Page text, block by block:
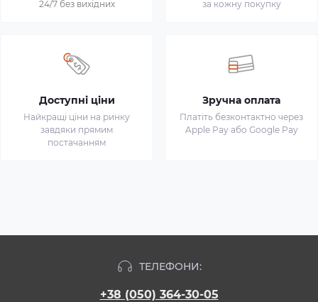
24/7 без вихідних
за кожну покупку
Доступні ціни
Найкращі ціни на ринку
завдяки прямим
постачанням
Зручна оплата
Платіть безконтактно через
Apple Pay або Google Pay
ТЕЛЕФОНИ:
+38 (050) 364-30-05